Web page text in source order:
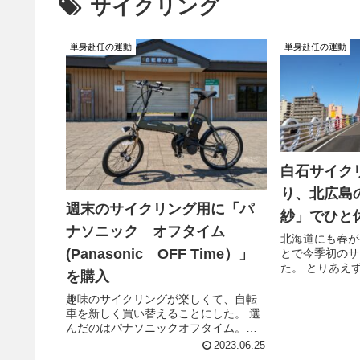
サイクリング
単身赴任の運動
週末のサイクリング用に「パ
ナソニック オフタイム
(Panasonic OFF Time）」
を購入
趣味のサイクリングが楽しくて、自転
車を新しく買い替えることにした。 選
んだのはパナソニックオフタイム。電
動アシスト付き自転車だ。 ロードバイ
2023.06.25
単身赴任の運動
白石サイク
り、北広
紗」でひと
北海道にも春
とで今季初の
た。 とりあえ